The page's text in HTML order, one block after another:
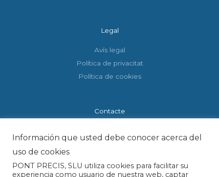
Legal
Avís legal
Política de privacitat
Política de cookies
Contacte
Vilomara, Barcelona
pontprecis@pontprecis.es
Información que usted debe conocer acerca del
uso de cookies
PONT PRECIS, SLU utiliza cookies para facilitar su
experiencia como usuario de nuestra web, captar